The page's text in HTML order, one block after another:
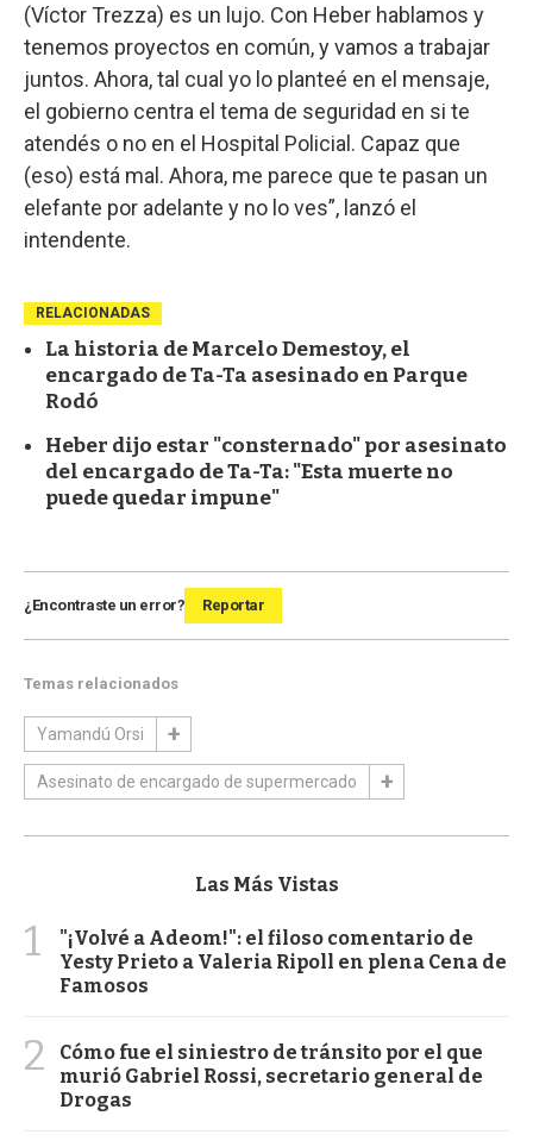
(Víctor Trezza) es un lujo. Con Heber hablamos y
tenemos proyectos en común, y vamos a trabajar
juntos. Ahora, tal cual yo lo planteé en el mensaje,
el gobierno centra el tema de seguridad en si te
atendés o no en el Hospital Policial. Capaz que
(eso) está mal. Ahora, me parece que te pasan un
elefante por adelante y no lo ves”, lanzó el
intendente.
RELACIONADAS
La historia de Marcelo Demestoy, el
encargado de Ta-Ta asesinado en Parque
Rodó
Heber dijo estar "consternado" por asesinato
del encargado de Ta-Ta: "Esta muerte no
puede quedar impune"
¿Encontraste un error? Reportar
Temas relacionados
Yamandú Orsi
Asesinato de encargado de supermercado
Las Más Vistas
1
"¡Volvé a Adeom!": el filoso comentario de
Yesty Prieto a Valeria Ripoll en plena Cena de
Famosos
2
Cómo fue el siniestro de tránsito por el que
murió Gabriel Rossi, secretario general de
Drogas